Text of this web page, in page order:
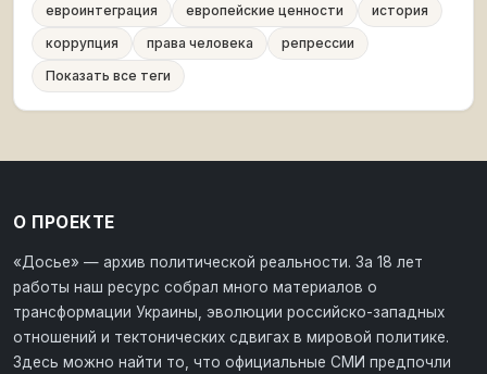
евроинтеграция
европейские ценности
история
коррупция
права человека
репрессии
Показать все теги
О ПРОЕКТЕ
«Досье» — архив политической реальности. За 18 лет
работы наш ресурс собрал много материалов о
трансформации Украины, эволюции российско-западных
отношений и тектонических сдвигах в мировой политике.
Здесь можно найти то, что официальные СМИ предпочли